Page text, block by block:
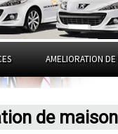
AMELIORATION DE
de